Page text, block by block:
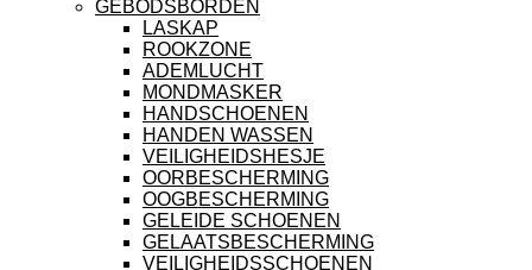
GEBODSBORDEN
LASKAP
ROOKZONE
ADEMLUCHT
MONDMASKER
HANDSCHOENEN
HANDEN WASSEN
VEILIGHEIDSHESJE
OORBESCHERMING
OOGBESCHERMING
GELEIDE SCHOENEN
GELAATSBESCHERMING
VEILIGHEIDSSCHOENEN